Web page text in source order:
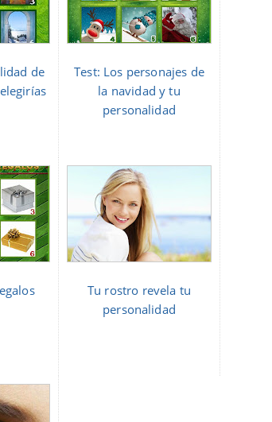
de
Test: Los personajes de
la navidad y tu
personalidad
Tu rostro revela tu
personalidad